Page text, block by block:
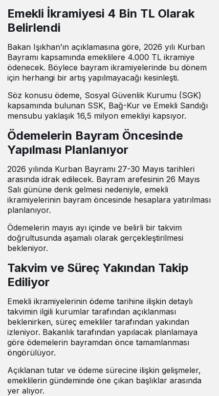
Emekli İkramiyesi 4 Bin TL Olarak
Belirlendi
Bakan Işıkhan’ın açıklamasına göre, 2026 yılı Kurban
Bayramı kapsamında emeklilere 4.000 TL ikramiye
ödenecek. Böylece bayram ikramiyelerinde bu dönem
için herhangi bir artış yapılmayacağı kesinleşti.
Söz konusu ödeme, Sosyal Güvenlik Kurumu (SGK)
kapsamında bulunan SSK, Bağ-Kur ve Emekli Sandığı
mensubu yaklaşık 16,5 milyon emekliyi kapsıyor.
Ödemelerin Bayram Öncesinde
Yapılması Planlanıyor
2026 yılında Kurban Bayramı 27-30 Mayıs tarihleri
arasında idrak edilecek. Bayram arefesinin 26 Mayıs
Salı gününe denk gelmesi nedeniyle, emekli
ikramiyelerinin bayram öncesinde hesaplara yatırılması
planlanıyor.
Ödemelerin mayıs ayı içinde ve belirli bir takvim
doğrultusunda aşamalı olarak gerçekleştirilmesi
bekleniyor.
Takvim ve Süreç Yakından Takip
Ediliyor
Emekli ikramiyelerinin ödeme tarihine ilişkin detaylı
takvimin ilgili kurumlar tarafından açıklanması
beklenirken, süreç emekliler tarafından yakından
izleniyor. Bakanlık tarafından yapılacak planlamaya
göre ödemelerin bayramdan önce tamamlanması
öngörülüyor.
Açıklanan tutar ve ödeme sürecine ilişkin gelişmeler,
emeklilerin gündeminde öne çıkan başlıklar arasında
yer alıyor.